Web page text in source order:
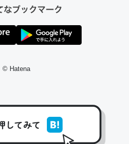
遠方の父67歳と僕。ITツール導入で
ですよ。参考：
entry/2019/05/15/1805
© Hatena